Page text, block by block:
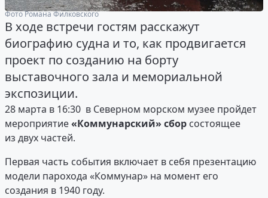
Фото Романа Филковского
В ходе встречи гостям расскажут
биографию судна и то, как продвигается
проект по созданию на борту
выставочного зала и мемориальной
экспозиции.
28 марта в 16:30 в Северном морском музее пройдет
мероприятие«Коммунарский» сбор состоящее
из двух частей.
Первая часть события включает в себя презентацию
модели парохода «Коммунар» на момент его
создания в 1940 году.